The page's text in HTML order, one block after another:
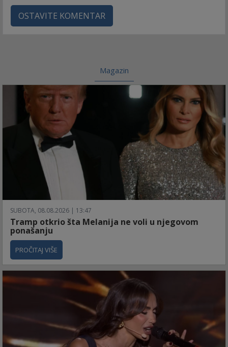
OSTAVITE KOMENTAR
Magazin
SUBOTA, 08.08.2026 | 13:47
Tramp otkrio šta Melanija ne voli u njegovom
ponašanju
PROČITAJ VIŠE